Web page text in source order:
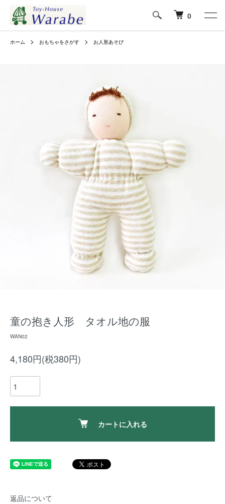
0
ホーム おもちゃをさがす お人形あそび
童の抱き人形 タオル地の服
WAN02
4,180円(税380円)
カートに入れる
返品について